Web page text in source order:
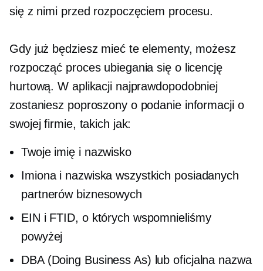
się z nimi przed rozpoczęciem procesu.
Gdy już będziesz mieć te elementy, możesz
rozpocząć proces ubiegania się o licencję
hurtową. W aplikacji najprawdopodobniej
zostaniesz poproszony o podanie informacji o
swojej firmie, takich jak:
Twoje imię i nazwisko
Imiona i nazwiska wszystkich posiadanych
partnerów biznesowych
EIN i FTID, o których wspomnieliśmy
powyżej
DBA (Doing Business As) lub oficjalna nazwa